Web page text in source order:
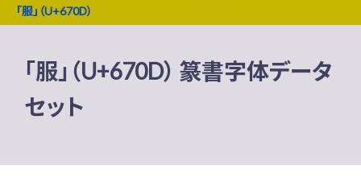
「服」（U+670D）
「服」（U+670D） 篆書字体データ
セット